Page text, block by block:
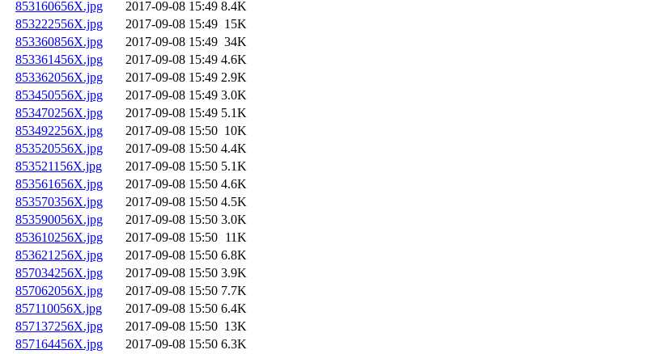
853160656X.jpg
2017-09-08 15:49 8.4K
853222556X.jpg
2017-09-08 15:49 15K
853360856X.jpg
2017-09-08 15:49 34K
853361456X.jpg
2017-09-08 15:49 4.6K
853362056X.jpg
2017-09-08 15:49 2.9K
853450556X.jpg
2017-09-08 15:49 3.0K
853470256X.jpg
2017-09-08 15:49 5.1K
853492256X.jpg
2017-09-08 15:50 10K
853520556X.jpg
2017-09-08 15:50 4.4K
853521156X.jpg
2017-09-08 15:50 5.1K
853561656X.jpg
2017-09-08 15:50 4.6K
853570356X.jpg
2017-09-08 15:50 4.5K
853590056X.jpg
2017-09-08 15:50 3.0K
853610256X.jpg
2017-09-08 15:50 11K
853621256X.jpg
2017-09-08 15:50 6.8K
857034256X.jpg
2017-09-08 15:50 3.9K
857062056X.jpg
2017-09-08 15:50 7.7K
857110056X.jpg
2017-09-08 15:50 6.4K
857137256X.jpg
2017-09-08 15:50 13K
857164456X.jpg
2017-09-08 15:50 6.3K